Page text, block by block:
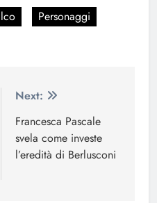
Personaggi
Next:
Francesca Pascale
svela come investe
l’eredità di Berlusconi